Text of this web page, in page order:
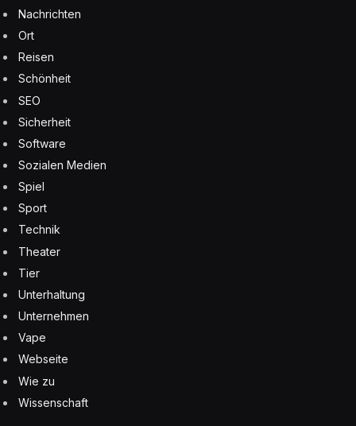
Nachrichten
Ort
Reisen
Schönheit
SEO
Sicherheit
Software
Sozialen Medien
Spiel
Sport
Technik
Theater
Tier
Unterhaltung
Unternehmen
Vape
Webseite
Wie zu
Wissenschaft